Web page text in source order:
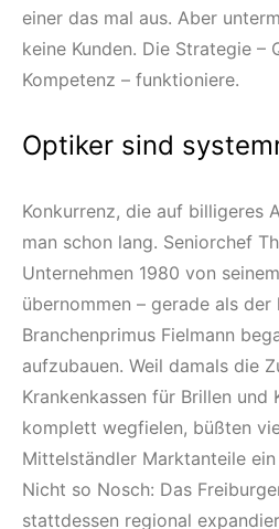
einer das mal aus. Aber
keine Kunden. Die Strategie –
Kompetenz – funktioniere.
Optiker sind
Konkurrenz, die auf billigeres
man schon lang. Seniorchef
Unternehmen 1980 von
übernommen – gerade als der
Branchenprimus Fielmann
aufzubauen. Weil damals die
Krankenkassen für Brillen und
komplett wegfielen, büßten
Mittelständler Marktanteile
Nicht so Nosch: Das
stattdessen regional